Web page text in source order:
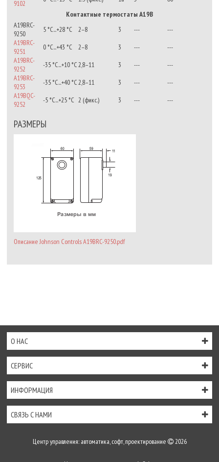
9102
Контактные термостаты А19В
A19BRC-
9250
5 °С...+28 °С 2–8 3 ---
---
A19BRC-
9251
0 °C...+43 °С 2–8 3 ---
---
A19BRC-
9252
-35 °С...+10 °С2,8–11 3 ---
---
A19BRC-
9253
-35 °С...+40 °С2,8–11 3 ---
---
A19BQC-
9252
-5 °С...+25 °С 2 (фикс.) 3 --- ---
РАЗМЕРЫ
Описание Johnson Controls A19BRC-9250.pdf
О НАС
СЕРВИС
ИНФОРМАЦИЯ
СВЯЗЬ С НАМИ
Центр управления: автоматика, софт, проектирование 2026